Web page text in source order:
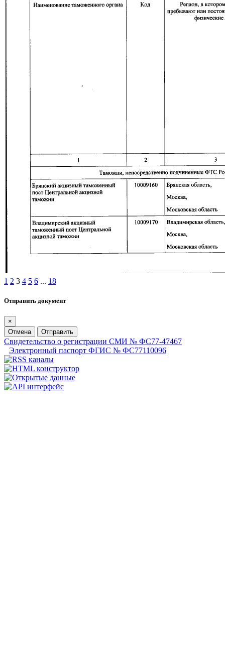
1 2 3 4 5 6 ... 18
Отправить документ
×
Отмена
Отправить
Свидетельство о регистрации СМИ № ФС77-47467
Электронный паспорт ФГИС № ФС77110096